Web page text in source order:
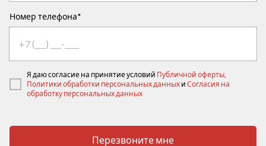
Номер телефона*
Я даю согласие на принятие условий Публичной оферты,
Политики обработки персональных данных и Согласия на
обработку персональных данных
Перезвоните мне